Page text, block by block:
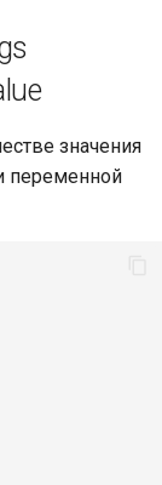
значения
переменной